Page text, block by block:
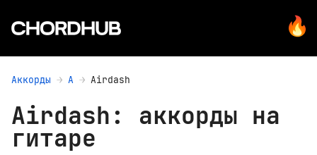
Аккорды A Airdash
Airdash: аккорды на
гитаре